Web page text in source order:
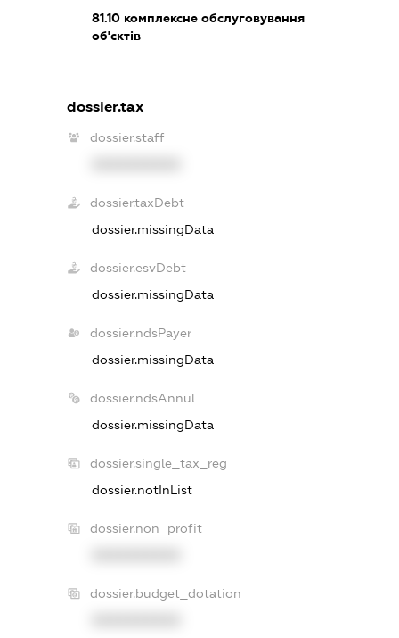
81.10 комплексне обслуговування
об'єктів
dossier.tax
dossier.staff
dossier.taxDebt
dossier.missingData
dossier.esvDebt
dossier.missingData
dossier.ndsPayer
dossier.missingData
dossier.ndsAnnul
dossier.missingData
dossier.single_tax_reg
dossier.notInList
dossier.non_profit
dossier.budget_dotation